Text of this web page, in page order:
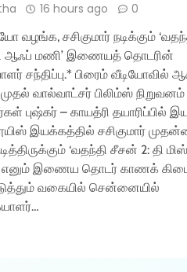
16 hours ago 0
வழங்க, சசிகுமார் நடிக்கும்
ஆஃப் மணி’ இணையத் தொடரின்
சந்திப்பு.* பிரைம் வீடியோவில்
வால்வாட்சர் பிலிம்ஸ் நிறுவனம்
புஷ்கர் – காயத்ரி தயாரிப்பில்
இயக்கத்தில் சசிகுமார்
‘வதந்தி சீசன் 2: தி
எனும் இணைய தொடர் காணக்
வகையில் சென்னையில்